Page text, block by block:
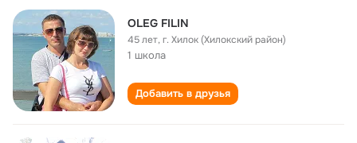
OLEG FILIN
45 лет,г. Хилок (Хилокский район)
1 школа
Добавить в друзья